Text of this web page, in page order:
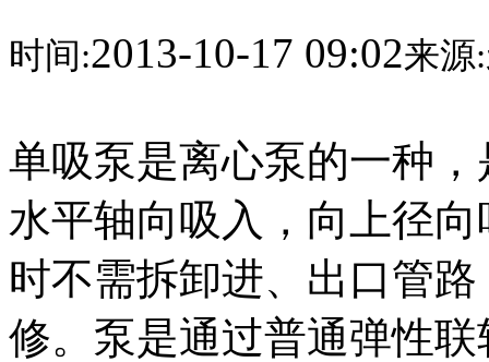
时间:2013-10-17 09:02来源:
单吸泵是离心泵的一种
水平轴向吸入，向上径
时不需拆卸进、出口管
修。泵是通过普通弹性